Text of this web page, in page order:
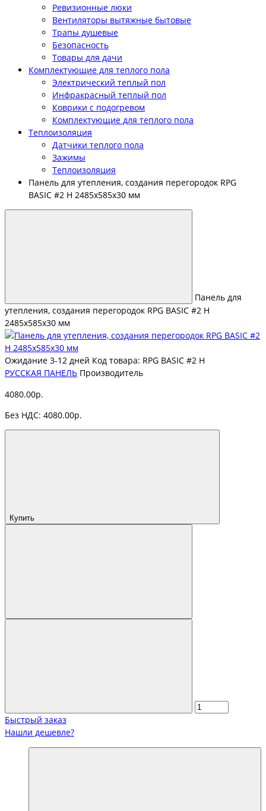
Ревизионные люки
Вентиляторы вытяжные бытовые
Трапы душевые
Безопасность
Товары для дачи
Комплектующие для теплого пола
Электрический теплый пол
Инфракрасный теплый пол
Коврики с подогревом
Комплектующие для теплого пола
Теплоизоляция
Датчики теплого пола
Зажимы
Теплоизоляция
Панель для утепления, создания перегородок RPG
BASIC #2 H 2485х585х30 мм
Панель для
утепления, создания перегородок RPG BASIC #2 H
2485х585х30 мм
Ожидание 3-12 дней Код товара: RPG BASIC #2 H
РУССКАЯ ПАНЕЛЬ Производитель
4080.00р.
Без НДС: 4080.00р.
Купить
Быстрый заказ
Нашли дешевле?